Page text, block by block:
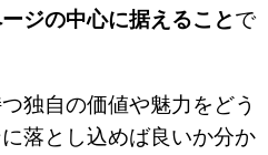
ジの中心に据えることで
独自の価値や魅力をどう
落とし込めば良いか分か